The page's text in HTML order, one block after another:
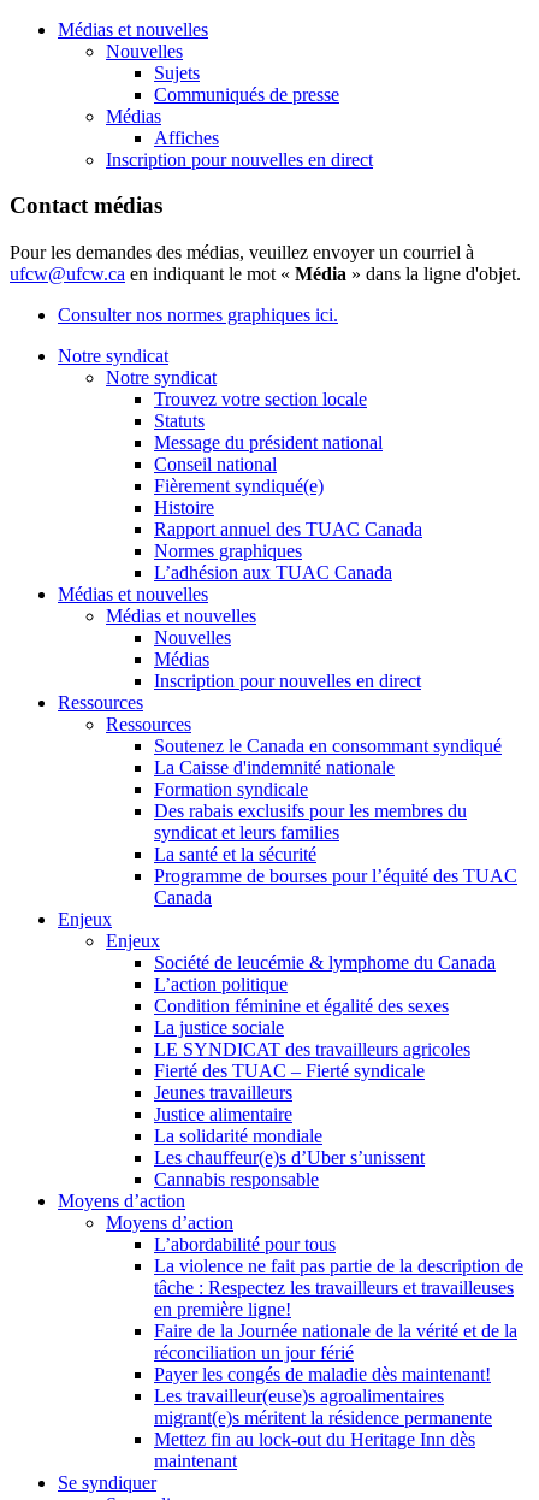
Médias et nouvelles
Nouvelles
Sujets
Communiqués de presse
Médias
Affiches
Inscription pour nouvelles en direct
Contact médias
Pour les demandes des médias, veuillez envoyer un courriel à
ufcw@ufcw.ca en indiquant le mot « Média » dans la ligne d'objet.
Consulter nos normes graphiques ici.
Notre syndicat
Notre syndicat
Trouvez votre section locale
Statuts
Message du président national
Conseil national
Fièrement syndiqué(e)
Histoire
Rapport annuel des TUAC Canada
Normes graphiques
L’adhésion aux TUAC Canada
Médias et nouvelles
Médias et nouvelles
Nouvelles
Médias
Inscription pour nouvelles en direct
Ressources
Ressources
Soutenez le Canada en consommant syndiqué
La Caisse d'indemnité nationale
Formation syndicale
Des rabais exclusifs pour les membres du
syndicat et leurs families
La santé et la sécurité
Programme de bourses pour l’équité des TUAC
Canada
Enjeux
Enjeux
Société de leucémie & lymphome du Canada
L’action politique
Condition féminine et égalité des sexes
La justice sociale
LE SYNDICAT des travailleurs agricoles
Fierté des TUAC – Fierté syndicale
Jeunes travailleurs
Justice alimentaire
La solidarité mondiale
Les chauffeur(e)s d’Uber s’unissent
Cannabis responsable
Moyens d’action
Moyens d’action
L’abordabilité pour tous
La violence ne fait pas partie de la description de
tâche : Respectez les travailleurs et travailleuses
en première ligne!
Faire de la Journée nationale de la vérité et de la
réconciliation un jour férié
Payer les congés de maladie dès maintenant!
Les travailleur(euse)s agroalimentaires
migrant(e)s méritent la résidence permanente
Mettez fin au lock-out du Heritage Inn dès
maintenant
Se syndiquer